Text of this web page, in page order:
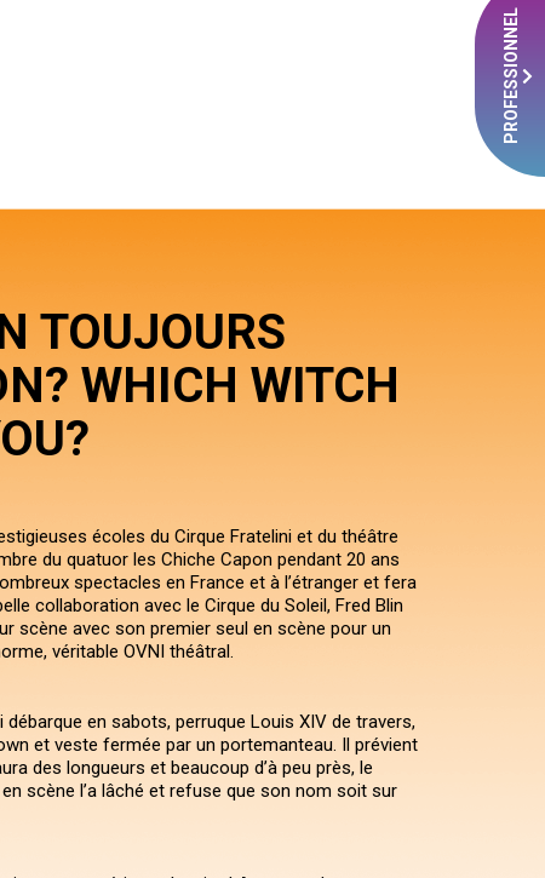
PROFESSIONNEL
TOUJOURS
WHICH WITCH
écoles du Cirque Fratelini et du théâtre
du quatuor les Chiche Capon pendant 20 ans
spectacles en France et à l’étranger et fera
collaboration avec le Cirque du Soleil, Fred Blin
scène avec son premier seul en scène pour un
véritable OVNI théâtral.
débarque en sabots, perruque Louis XIV de travers,
et veste fermée par un portemanteau. Il prévient
des longueurs et beaucoup d’à peu près, le
scène l’a lâché et refuse que son nom soit sur